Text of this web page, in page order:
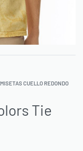
CUELLO REDONDO
Tie